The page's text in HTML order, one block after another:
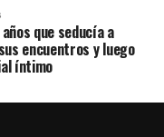
que seducía a
encuentros y luego
íntimo